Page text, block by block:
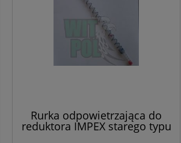
Rurka odpowietrzająca do
reduktora IMPEX starego typu